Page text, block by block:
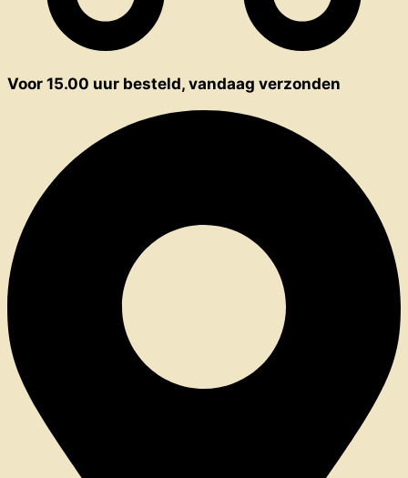
Voor 15.00 uur besteld, vandaag verzonden